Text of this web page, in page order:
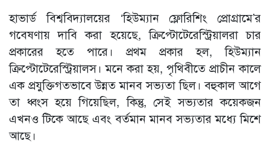
হাভার্ড বিশ্ববিদ্যালয়ের ‘হিউম্যান ফ্লোরিশিং প্রোগ্রামে’র
গবেষণায় দাবি করা হয়েছে, ক্রিপ্টোটেরেস্ট্রিয়ালরা চার
প্রকারের হতে পারে। প্রথম প্রকার হল, হিউম্যান
ক্রিপ্টোটেরেস্ট্রিয়ালস। মনে করা হয়, পৃথিবীতে প্রাচীন কালে
এক প্রযুক্তিগতভাবে উন্নত মানব সভ্যতা ছিল। বহুকাল আগে
তা ধ্বংস হয়ে গিয়েছিল, কিন্তু, সেই সভ্যতার কয়েকজন
এখনও টিকে আছে এবং বর্তমান মানব সভ্যতার মধ্যে মিশে
আছে।